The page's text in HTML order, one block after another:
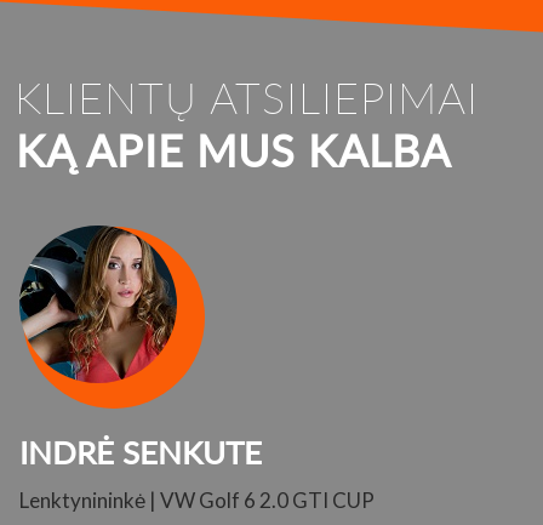
KLIENTŲ ATSILIEPIMAI
KĄ APIE MUS KALBA
INDRĖ SENKUTE
Lenktynininkė | VW Golf 6 2.0 GTI CUP